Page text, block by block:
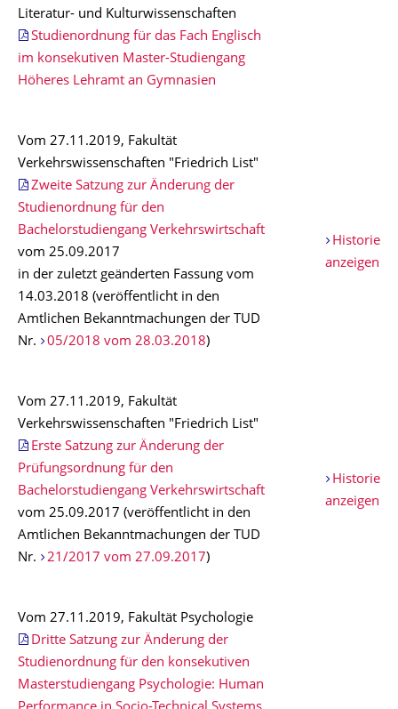
Literatur- und Kulturwissenschaften
Studienordnung für das Fach Englisch
im konsekutiven Master-Studiengang
Höheres Lehramt an Gymnasien
Vom 27.11.2019, Fakultät
Verkehrswissenschaften "Friedrich List"
Zweite Satzung zur Änderung der
Studienordnung für den
Bachelorstudiengang Verkehrswirtschaft
vom 25.09.2017
in der zuletzt geänderten Fassung vom
14.03.2018 (veröffentlicht in den
Amtlichen Bekanntmachungen der TUD
Nr.
05/2018 vom 28.03.2018)
Historie
anzeigen
Vom 27.11.2019, Fakultät
Verkehrswissenschaften "Friedrich List"
Erste Satzung zur Änderung der
Prüfungsordnung für den
Bachelorstudiengang Verkehrswirtschaft
vom 25.09.2017 (veröffentlicht in den
Amtlichen Bekanntmachungen der TUD
Nr.
21/2017 vom 27.09.2017)
Historie
anzeigen
Vom 27.11.2019, Fakultät Psychologie
Dritte Satzung zur Änderung der
Studienordnung für den konsekutiven
Masterstudiengang Psychologie: Human